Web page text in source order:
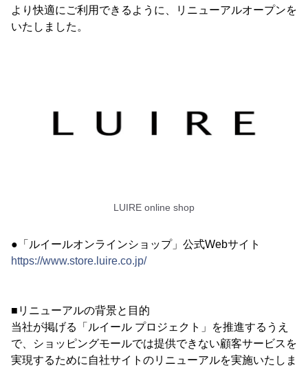
より快適にご利用できるように、リニューアルオープンを
いたしました。
LUIRE online shop
●「ルイールオンラインショップ」公式Webサイト
https://www.store.luire.co.jp/
■リニューアルの背景と目的
当社が掲げる「ルイール プロジェクト」を推進するうえ
で、ショッピングモールでは提供できない顧客サービスを
実現するために自社サイトのリニューアルを実施いたしま